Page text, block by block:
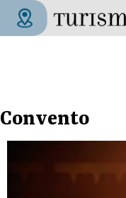
Skip to main content
Convento